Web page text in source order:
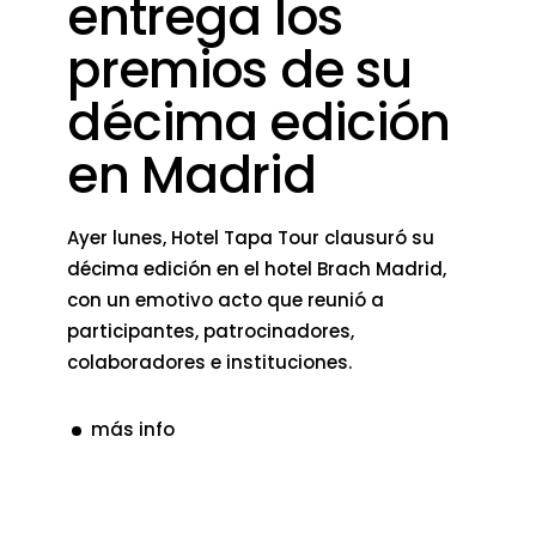
entrega los
premios de su
décima edición
en Madrid
Ayer lunes, Hotel Tapa Tour clausuró su
décima edición en el hotel Brach Madrid,
con un emotivo acto que reunió a
participantes, patrocinadores,
colaboradores e instituciones.
más info